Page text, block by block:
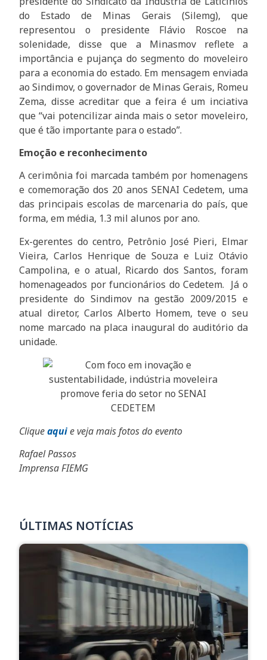
do Estado de Minas Gerais (Silemg), que
representou o presidente Flávio Roscoe na
solenidade, disse que a Minasmov reflete a
importância e pujança do segmento do moveleiro
para a economia do estado. Em mensagem enviada
ao Sindimov, o governador de Minas Gerais, Romeu
Zema, disse acreditar que a feira é um inciativa
que “vai potencilizar ainda mais o setor moveleiro,
que é tão importante para o estado”.
Emoção e reconhecimento
A cerimônia foi marcada também por homenagens
e comemoração dos 20 anos SENAI Cedetem, uma
das principais escolas de marcenaria do país, que
forma, em média, 1.3 mil alunos por ano.
Ex-gerentes do centro, Petrônio José Pieri, Elmar
Vieira, Carlos Henrique de Souza e Luiz Otávio
Campolina, e o atual, Ricardo dos Santos, foram
homenageados por funcionários do Cedetem. Já o
presidente do Sindimov na gestão 2009/2015 e
atual diretor, Carlos Alberto Homem, teve o seu
nome marcado na placa inaugural do auditório da
unidade.
Cliqueaquie veja mais fotos do evento
Rafael Passos
Imprensa FIEMG
ÚLTIMAS NOTÍCIAS